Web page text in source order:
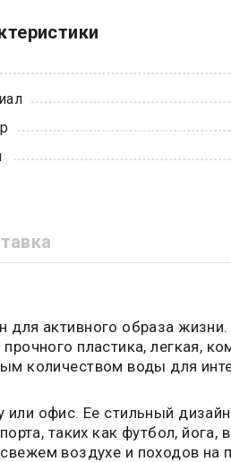
активного образа жизни.
пластика, легкая,
количеством воды для
офис. Ее стильный
таких как футбол, йога,
воздухе и походов